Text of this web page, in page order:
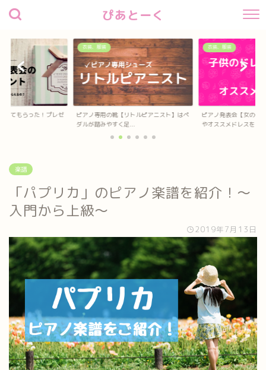
ぴあとーく
してもらった！プレゼ
衣装、服装
ピアノ専用の靴【リトルピアニスト】はペ
ダルが踏みやすく足...
衣装、服装
ピアノ発表会【女の子
やオススメドレスを...
楽譜
「パプリカ」のピアノ楽譜を紹介！〜
入門から上級〜
2019年7月13日